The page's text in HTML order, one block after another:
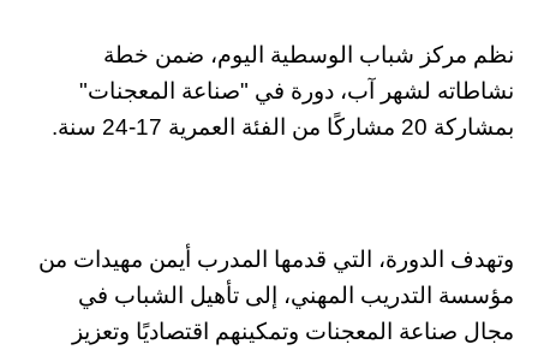
نظم مركز شباب الوسطية اليوم، ضمن خطة
نشاطاته لشهر آب، دورة في "صناعة المعجنات"
بمشاركة 20 مشاركًا من الفئة العمرية 17-24 سنة.
وتهدف الدورة، التي قدمها المدرب أيمن مهيدات من
مؤسسة التدريب المهني، إلى تأهيل الشباب في
مجال صناعة المعجنات وتمكينهم اقتصاديًا وتعزيز